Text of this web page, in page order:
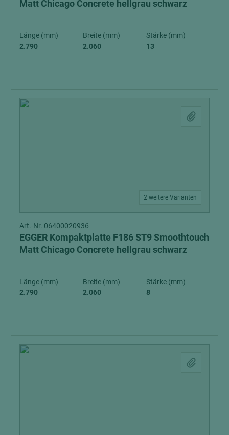
Matt Chicago Concrete hellgrau schwarz
Länge (mm)
2.790
Breite (mm)
2.060
Stärke (mm)
13
2 weitere Varianten
Art.-Nr. 06400020936
EGGER Kompaktplatte F186 ST9 Smoothtouch
Matt Chicago Concrete hellgrau schwarz
Länge (mm)
2.790
Breite (mm)
2.060
Stärke (mm)
8